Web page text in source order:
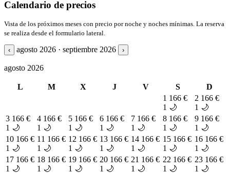
Calendario de precios
Vista de los próximos meses con precio por noche y noches mínimas. La reserva
se realiza desde el formulario lateral.
‹ agosto 2026 · septiembre 2026 ›
agosto 2026
L M X J V S
D
1 166 €
1 🌙
2 166 €
1 🌙
3 166 €
1 🌙
4 166 €
1 🌙
5 166 €
1 🌙
6 166 €
1 🌙
7 166 €
1 🌙
8 166 €
1 🌙
9 166 €
1 🌙
10 166 €
1 🌙
11 166 €
1 🌙
12 166 €
1 🌙
13 166 €
1 🌙
14 166 €
1 🌙
15 166 €
1 🌙
16 166 €
1 🌙
17 166 €
1 🌙
18 166 €
1 🌙
19 166 €
1 🌙
20 166 €
1 🌙
21 166 €
1 🌙
22 166 €
1 🌙
23 166 €
1 🌙